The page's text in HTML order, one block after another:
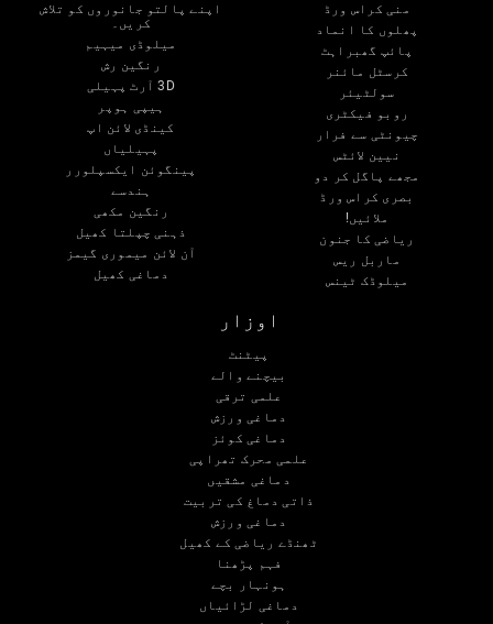
منی کراس ورڈ
پھلوں کا انماد
پائپ گھبراہٹ
کرسٹل مائنر
سولٹیئر
روبو فیکٹری
چیونٹی سے فرار
نیین لائٹس
مجھے پاگل کر دو
بصری کراس ورڈ
ملائیں!
ریاضی کا جنون
ماربل ریس
میلوڈک ٹینس
اپنے پالتو جانوروں کو تلاش
کریں۔
میلوڈی میہیم
رنگین رش
3D آرٹ پہیلی
ہیپی ہوپر
کینڈی لائن اپ
پہیلیاں
پینگوئن ایکسپلورر
ہندسے
رنگین مکھی
ذہنی چپلتا کھیل
آن لائن میموری گیمز
دماغی کھیل
اوزار
پیٹنٹ
بیچنے والے
علمی ترقی
دماغی ورزش
دماغی کوئز
علمی محرک تھراپی
دماغی مشقیں
ذاتی دماغ کی تربیت
دماغی ورزش
ٹھنڈے ریاضی کے کھیل
فہم پڑھنا
ہونہار بچے
دماغی لڑائیاں